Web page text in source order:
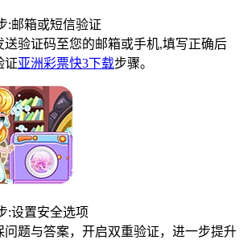
:邮箱或短信验证
送验证码至您的邮箱或手机,填写正确后
证亚洲彩票快3下载步骤。
:设置安全选项
问题与答案，开启双重验证，进一步提升